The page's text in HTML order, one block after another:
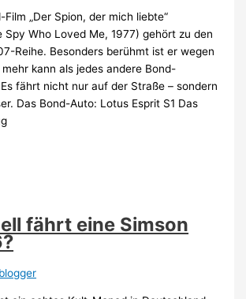
„Der Spion, der mich liebte“
Spy Who Loved Me, 1977) gehört zu den
Reihe. Besonders berühmt ist er wegen
kann als jedes andere Bond-
fährt nicht nur auf der Straße – sondern
Das Bond-Auto: Lotus Esprit S1 Das
fährt eine Simson